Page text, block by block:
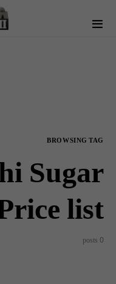
BROWSING TAG
Sugar
list
0 posts